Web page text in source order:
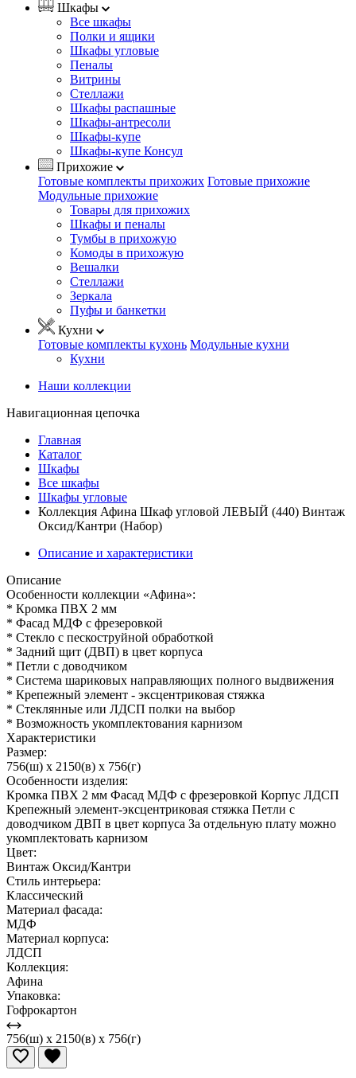
Шкафы
Все шкафы
Полки и ящики
Шкафы угловые
Пеналы
Витрины
Стеллажи
Шкафы распашные
Шкафы-антресоли
Шкафы-купе
Шкафы-купе Консул
Прихожие
Готовые комплекты прихожих Готовые прихожие
Модульные прихожие
Товары для прихожих
Шкафы и пеналы
Тумбы в прихожую
Комоды в прихожую
Вешалки
Стеллажи
Зеркала
Пуфы и банкетки
Кухни
Готовые комплекты кухонь Модульные кухни
Кухни
Наши коллекции
Навигационная цепочка
Главная
Каталог
Шкафы
Все шкафы
Шкафы угловые
Коллекция Афина Шкаф угловой ЛЕВЫЙ (440) Винтаж
Оксид/Кантри (Набор)
Описание и характеристики
Описание
Особенности коллекции «Афина»:
* Кромка ПВХ 2 мм
* Фасад МДФ с фрезеровкой
* Стекло с пескоструйной обработкой
* Задний щит (ДВП) в цвет корпуса
* Петли с доводчиком
* Система шариковых направляющих полного выдвижения
* Крепежный элемент - эксцентриковая стяжка
* Стеклянные или ЛДСП полки на выбор
* Возможность укомплектования карнизом
Характеристики
Размер:
756(ш) x 2150(в) x 756(г)
Особенности изделия:
Кромка ПВХ 2 мм Фасад МДФ с фрезеровкой Корпус ЛДСП
Крепежный элемент-эксцентриковая стяжка Петли с
доводчиком ДВП в цвет корпуса За отдельную плату можно
укомплектовать карнизом
Цвет:
Винтаж Оксид/Кантри
Стиль интерьера:
Классический
Материал фасада:
МДФ
Материал корпуса:
ЛДСП
Коллекция:
Афина
Упаковка:
Гофрокартон
756(ш) x 2150(в) x 756(г)